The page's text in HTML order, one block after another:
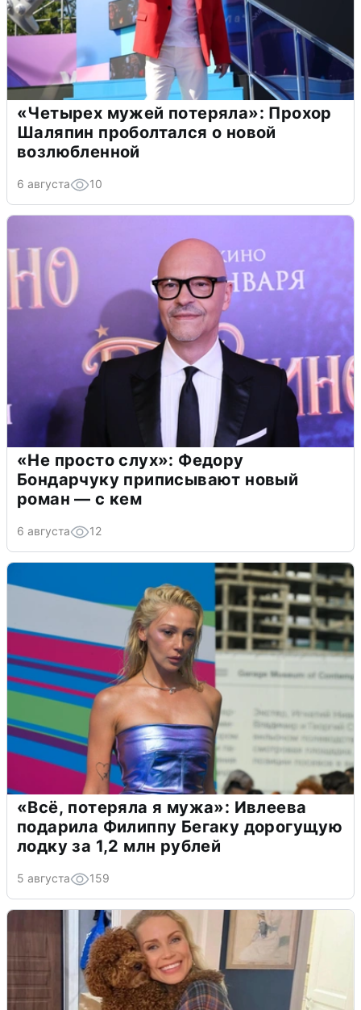
«Четырех мужей потеряла»: Прохор
Шаляпин проболтался о новой
возлюбленной
6 августа 10
«Не просто слух»: Федору
Бондарчуку приписывают новый
роман — с кем
6 августа 12
«Всё, потеряла я мужа»: Ивлеева
подарила Филиппу Бегаку дорогущую
лодку за 1,2 млн рублей
5 августа 159